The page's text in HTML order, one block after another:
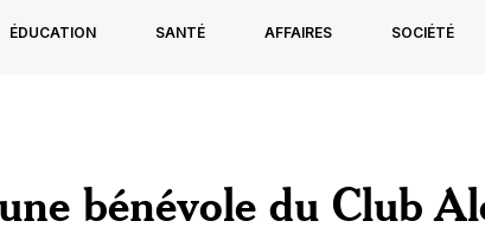
ÉDUCATION SANTÉ AFFAIRES SOCIÉTÉ
bénévole du Club